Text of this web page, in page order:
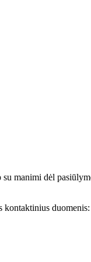
manimi dėl
kontaktinius duomenis: